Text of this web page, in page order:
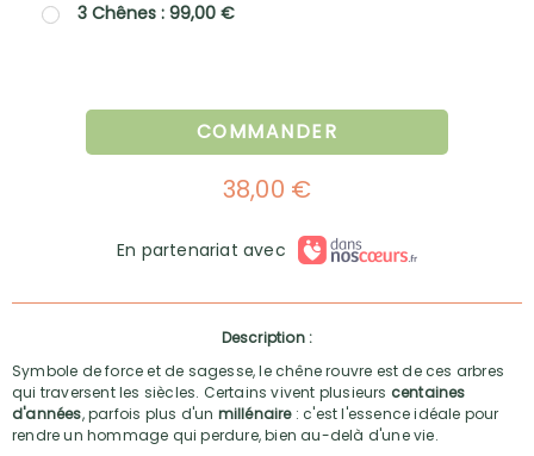
3 Chênes : 99,00 €
COMMANDER
38,00 €
En partenariat avec
Description :
Symbole de force et de sagesse, le chêne rouvre est de ces arbres
qui traversent les siècles. Certains vivent plusieurs centaines
d'années, parfois plus d'un millénaire: c'est l'essence idéale pour
rendre un hommage qui perdure, bien au-delà d'une vie.